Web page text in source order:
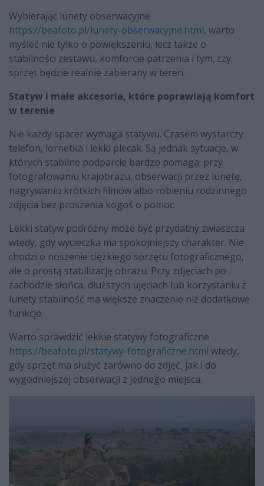
Wybierając lunety obserwacyjne
https://beafoto.pl/lunety-obserwacyjne.html, warto
myśleć nie tylko o powiększeniu, lecz także o
stabilności zestawu, komforcie patrzenia i tym, czy
sprzęt będzie realnie zabierany w teren.
Statyw i małe akcesoria, które poprawiają komfort
w terenie
Nie każdy spacer wymaga statywu. Czasem wystarczy
telefon, lornetka i lekki plecak. Są jednak sytuacje, w
których stabilne podparcie bardzo pomaga: przy
fotografowaniu krajobrazu, obserwacji przez lunetę,
nagrywaniu krótkich filmów albo robieniu rodzinnego
zdjęcia bez proszenia kogoś o pomoc.
Lekki statyw podróżny może być przydatny zwłaszcza
wtedy, gdy wycieczka ma spokojniejszy charakter. Nie
chodzi o noszenie ciężkiego sprzętu fotograficznego,
ale o prostą stabilizację obrazu. Przy zdjęciach po
zachodzie słońca, dłuższych ujęciach lub korzystaniu z
lunety stabilność ma większe znaczenie niż dodatkowe
funkcje.
Warto sprawdzić lekkie statywy fotograficzne
https://beafoto.pl/statywy-fotograficzne.html wtedy,
gdy sprzęt ma służyć zarówno do zdjęć, jak i do
wygodniejszej obserwacji z jednego miejsca.